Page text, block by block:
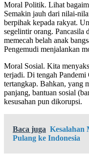
Moral Politik. Lihat
Semakin jauh dari nilai-
berpihak kepada rakyat.
segelintir orang. Pancasila
memecah belah anak
Pengemudi menjalankan
Moral Sosial. Kita
terjadi. Di tengah
tertangkap. Bahkan, yang
panjang, bantuan sosial
kesusahan pun dikorupsi.
Baca juga Kesalahan
Pulang ke Indonesia